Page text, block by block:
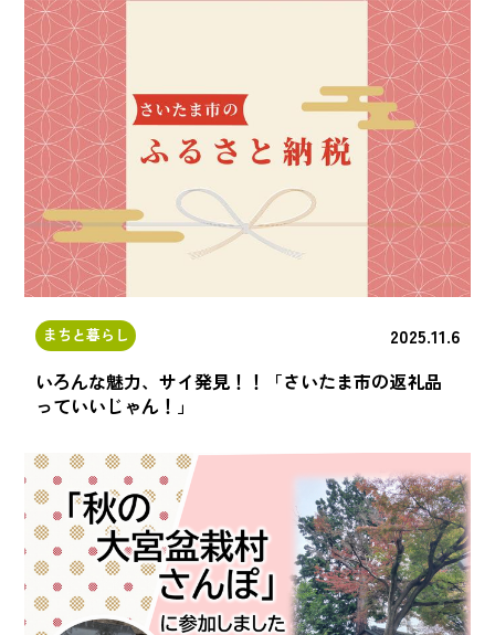
まちと暮らし
2025.11.6
いろんな魅力、サイ発見！！「さいたま市の返礼品
っていいじゃん！」